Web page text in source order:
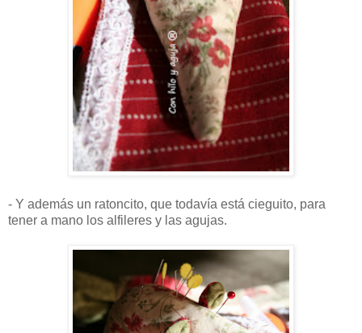
- Y además un ratoncito, que todavía está cieguito, para
tener a mano los alfileres y las agujas.